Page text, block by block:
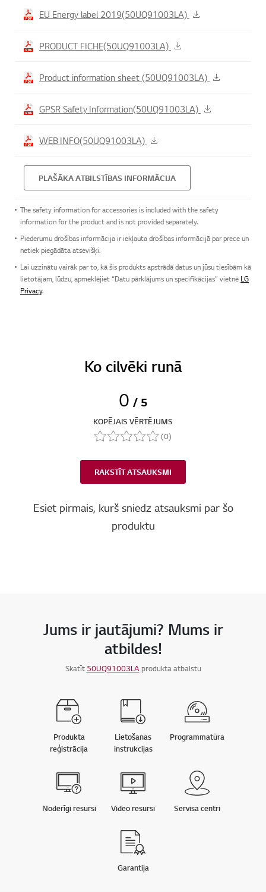
EU Energy label 2019(50UQ91003LA)
PRODUCT FICHE(50UQ91003LA)
Product information sheet (50UQ91003LA)
GPSR Safety Information(50UQ91003LA)
WEB INFO(50UQ91003LA)
PLAŠĀKA ATBILSTĪBAS INFORMĀCIJA
The safety information for accessories is included with the safety
information for the product and is not provided separately.
Piederumu drošības informācija ir iekļauta drošības informācijā par prece un
netiek piegādāta atsevišķi.
Lai uzzinātu vairāk par to, kā šis produkts apstrādā datus un jūsu tiesībām kā
lietotājam, lūdzu, apmeklējiet “Datu pārklājums un specifikācijas” vietnē LG
Privacy.
Ko cilvēki runā
0 / 5
KOPĒJAIS VĒRTĒJUMS
(0)
RAKSTĪT ATSAUKSMI
Esiet pirmais, kurš sniedz atsauksmi par šo
produktu
Jums ir jautājumi? Mums ir
atbildes!
Skatīt 50UQ91003LAprodukta atbalstu
Produkta
reģistrācija
Lietošanas
instrukcijas
Programmatūra
Noderīgi resursi Video resursi Servisa centri
Garantija